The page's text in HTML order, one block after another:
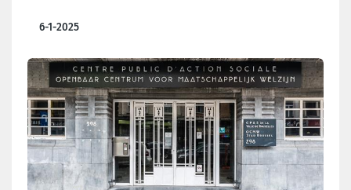
aangezien de directie hier geen antwoord op gaf,
van 9u30 tot 11u30 op het Raadsplein, voor het
gemeentehuis van Anderlecht.
6-1-2025